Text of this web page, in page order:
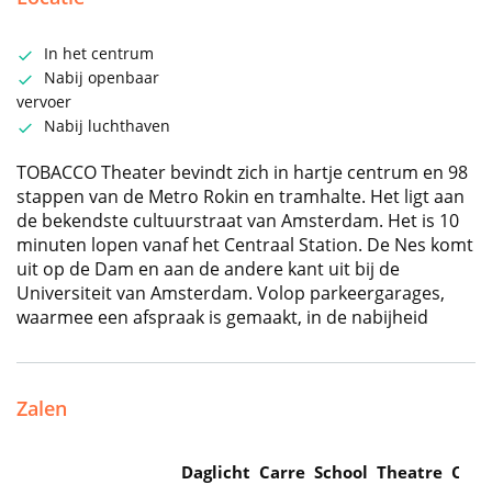
In het centrum
Nabij openbaar
vervoer
Nabij luchthaven
TOBACCO Theater bevindt zich in hartje centrum en 98
stappen van de Metro Rokin en tramhalte. Het ligt aan
de bekendste cultuurstraat van Amsterdam. Het is 10
minuten lopen vanaf het Centraal Station. De Nes komt
uit op de Dam en aan de andere kant uit bij de
Universiteit van Amsterdam. Volop parkeergarages,
waarmee een afspraak is gemaakt, in de nabijheid
Zalen
Daglicht Carre School Theatre